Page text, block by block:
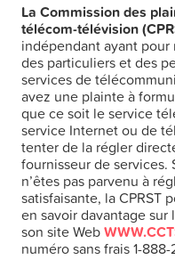
La Commission des
télécom-télévision
indépendant ayant
des particuliers et des
services de
avez une plainte à
que ce soit le service
service Internet ou de
tenter de la régler
fournisseur de services.
n’êtes pas parvenu à
satisfaisante, la CPRST
en savoir davantage sur
son site Web
numéro sans frais 1-888-